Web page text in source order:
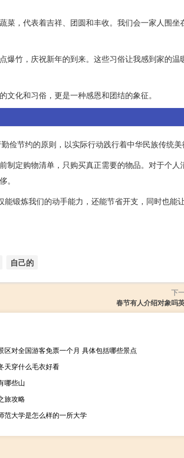
菜，代表着吉祥、团圆和丰收。我们会一家人围坐
爆竹，庆祝新年的到来。这些习俗让我感到家的温
化和习俗，更是一种感恩和团结的象征。
节约的原则，以实际行动践行着中华民族传统美
制定购物清单，只购买真正需要的物品。对于个人
。
锻炼我们的动手能力，还能节省开支，同时也能
自己的
下
春节有人介绍对象吗
区对全国游客免票一个月 具体包括哪些景点
天穿什么毛衣好看
哪些山
旅攻略
范大学是怎么样的一所大学